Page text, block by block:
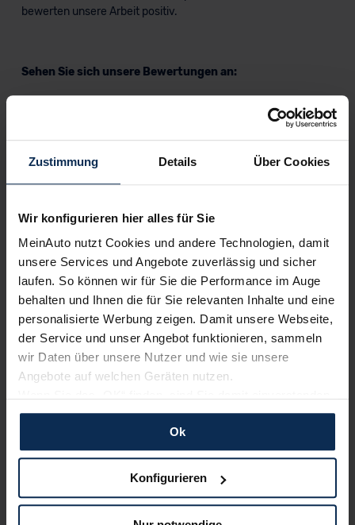
Zustimmung Details Über Cookies
Wir konfigurieren hier alles für Sie
MeinAuto nutzt Cookies und andere Technologien, damit
unsere Services und Angebote zuverlässig und sicher
laufen. So können wir für Sie die Performance im Auge
behalten und Ihnen die für Sie relevanten Inhalte und eine
personalisierte Werbung zeigen. Damit unsere Webseite,
der Service und unser Angebot funktionieren, sammeln
wir Daten über unsere Nutzer und wie sie unsere
Angebote auf welchen Geräten nutzen.
und erlauben uns Cookies für unseren Service zu
verwenden und diese Daten an Dritte weiterzugeben,
etwa an unsere Marketingpartner. Falls Sie dem nicht
zustimmen möchten, beschränken wir uns auf die
dann nicht auf Sie zuschneiden und Sie somit nicht
Ok
Konfigurieren
Peugeot Boxer Normal Pritschenwagen
Verkauf startet in Kürze
bewerten unsere Arbeit positiv.
Sehen Sie sich unsere Bewertungen an:
Erfahren Sie mehr über das Urteil unserer Kunden
Testberichte
KI-generiert
Peugeot e-Boxer (Test 2022): Steigert oder
senkt der E-Antrieb den Nutzwert des Top-